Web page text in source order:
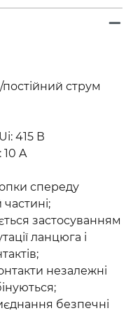
струм
415 В
A
спереду
застосуванням
ланцюга і
незалежні
безпечні